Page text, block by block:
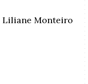
Liliane Monteiro